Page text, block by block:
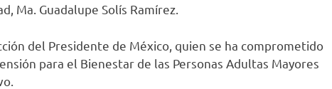
Ma. Guadalupe Solís Ramírez.
del Presidente de México, quien se ha comprometido
para el Bienestar de las Personas Adultas Mayores